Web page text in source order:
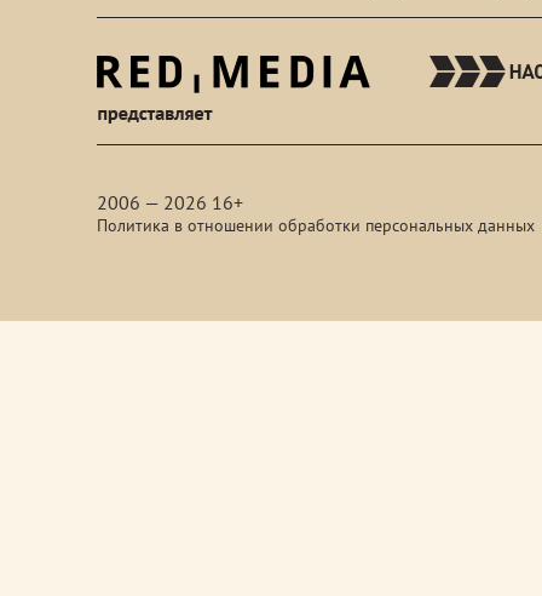
2006 — 2026 16+
Политика в отношении обработки персональных данных